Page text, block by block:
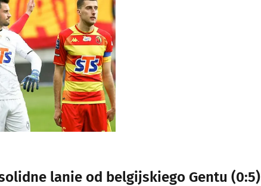
lanie od belgijskiego Gentu (0:5)